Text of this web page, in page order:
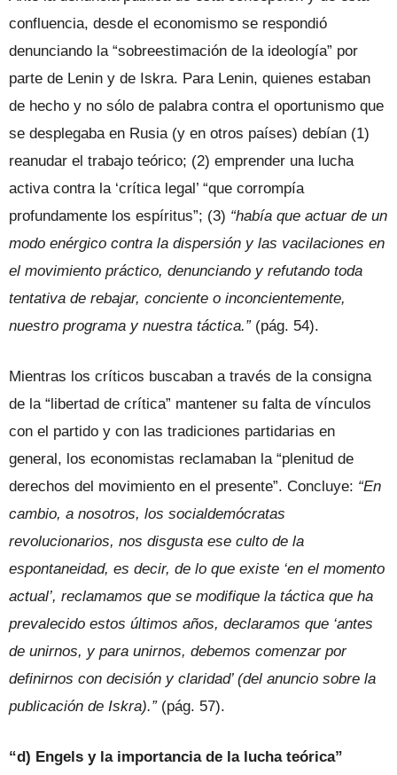
confluencia, desde el economismo se respondió
denunciando la “sobreestimación de la ideología” por
parte de Lenin y de Iskra. Para Lenin, quienes estaban
de hecho y no sólo de palabra contra el oportunismo que
se desplegaba en Rusia (y en otros países) debían (1)
reanudar el trabajo teórico; (2) emprender una lucha
activa contra la ‘crítica legal’ “que corrompía
profundamente los espíritus”; (3) “había que actuar de un
modo enérgico contra la dispersión y las vacilaciones en
el movimiento práctico, denunciando y refutando toda
tentativa de rebajar, conciente o inconcientemente,
nuestro programa y nuestra táctica.”(pág. 54).
Mientras los críticos buscaban a través de la consigna
de la “libertad de crítica” mantener su falta de vínculos
con el partido y con las tradiciones partidarias en
general, los economistas reclamaban la “plenitud de
derechos del movimiento en el presente”. Concluye: “En
cambio, a nosotros, los socialdemócratas
revolucionarios, nos disgusta ese culto de la
espontaneidad, es decir, de lo que existe ‘en el momento
actual’, reclamamos que se modifique la táctica que ha
prevalecido estos últimos años, declaramos que ‘antes
de unirnos, y para unirnos, debemos comenzar por
definirnos con decisión y claridad’ (del anuncio sobre la
publicación de Iskra).”(pág. 57).
“d) Engels y la importancia de la lucha teórica”